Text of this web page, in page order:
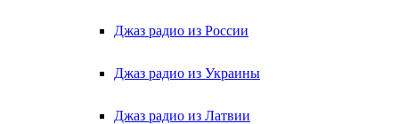
Джаз радио из России
Джаз радио из Украины
Джаз радио из Латвии